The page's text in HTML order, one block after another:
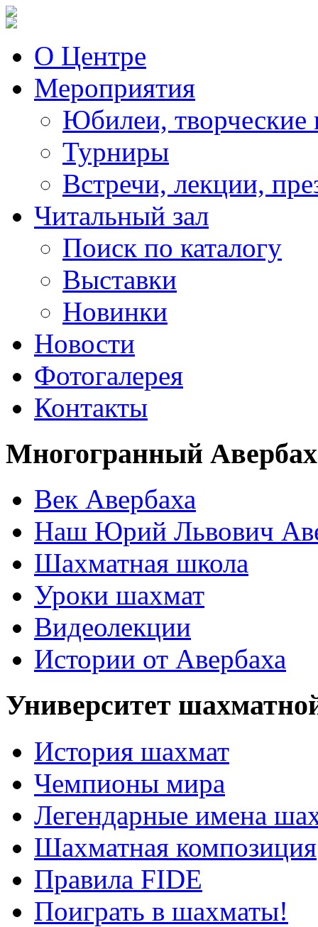
О Центре
Мероприятия
Юбилеи, творческие
Турниры
Встречи, лекции,
Читальный зал
Поиск по каталогу
Выставки
Новинки
Новости
Фотогалерея
Контакты
Многогранный Авербах
Век Авербаха
Наш Юрий Львович
Шахматная школа
Уроки шахмат
Видеолекции
Истории от Авербаха
Университет
История шахмат
Чемпионы мира
Легендарные имена
Шахматная композиция
Правила FIDE
Поиграть в шахматы!